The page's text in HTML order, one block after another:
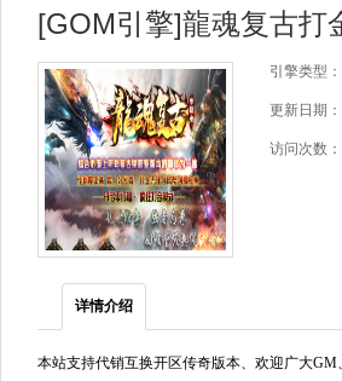
[GOM引擎]龍魂复古打
引擎类型：
更新日期：
访问次数：
详情介绍
本站支持代销互换开区传奇版本、欢迎广大